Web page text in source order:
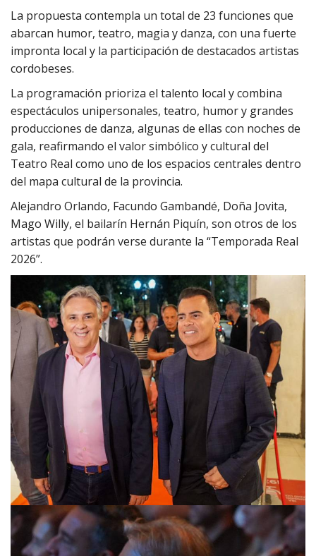
La propuesta contempla un total de 23 funciones que
abarcan humor, teatro, magia y danza, con una fuerte
impronta local y la participación de destacados artistas
cordobeses.
La programación prioriza el talento local y combina
espectáculos unipersonales, teatro, humor y grandes
producciones de danza, algunas de ellas con noches de
gala, reafirmando el valor simbólico y cultural del
Teatro Real como uno de los espacios centrales dentro
del mapa cultural de la provincia.
Alejandro Orlando, Facundo Gambandé, Doña Jovita,
Mago Willy, el bailarín Hernán Piquín, son otros de los
artistas que podrán verse durante la “Temporada Real
2026”.